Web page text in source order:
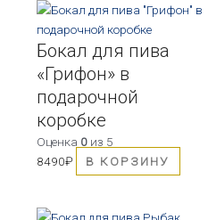
Бокал для пива
«Грифон» в
подарочной
коробке
Оценка 0 из 5
8490₽ В КОРЗИНУ